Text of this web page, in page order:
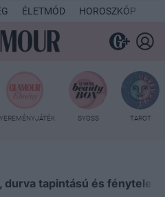
ÉLETMÓD HOROSZKÓP
SYOSS TAROT
durva tapintású és fénytelen